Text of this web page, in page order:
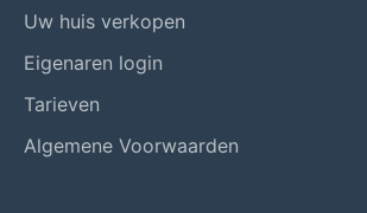
Uw huis verkopen
Eigenaren login
Tarieven
Algemene Voorwaarden